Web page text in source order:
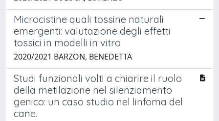
Microcistine quali tossine naturali
emergenti: valutazione degli effetti
tossici in modelli in vitro
2020/2021 BARZON, BENEDETTA
Studi funzionali volti a chiarire il ruolo
della metilazione nel silenziamento
genico: un caso studio nel linfoma del
cane.